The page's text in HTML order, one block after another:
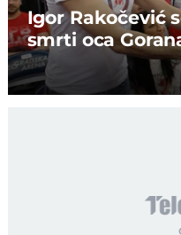
Igor Rakočević
smrti oca